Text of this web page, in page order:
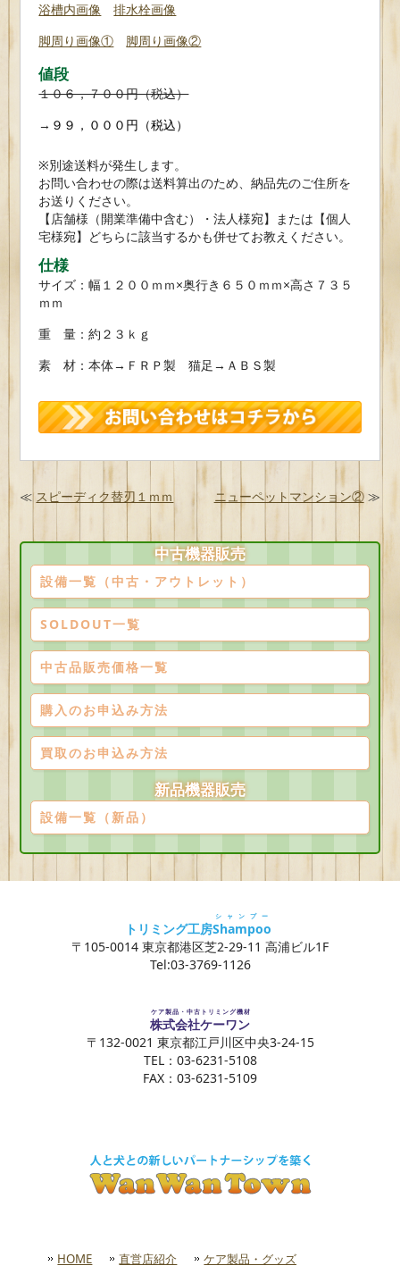
浴槽内画像
排水栓画像
脚周り画像①
脚周り画像②
値段
１０６，７００円（税込）
→ ９９，０００円（税込）
※別途送料が発生します。
お問い合わせの際は送料算出のため、納品先のご住所を
お送りください。
【店舗様（開業準備中含む）・法人様宛】または【個人
宅様宛】どちらに該当するかも併せてお教えください。
仕様
サイズ：幅１２００ｍｍ×奥行き６５０ｍｍ×高さ７３５
ｍｍ
重 量：約２３ｋｇ
素 材：本体→ＦＲＰ製 猫足→ＡＢＳ製
≪スピーディク替刃１ｍｍ ニューペットマンション②≫
中古機器販売
設備一覧（中古・アウトレット）
SOLDOUT一覧
中古品販売価格一覧
購入のお申込み方法
買取のお申込み方法
新品機器販売
設備一覧（新品）
トリミング工房Shampoo
シャンプー
〒105-0014 東京都港区芝2-29-11 高浦ビル1F
Tel:03-3769-1126
株式会社ケーワン
ケア製品・中古トリミング機材
〒132-0021 東京都江戸川区中央3-24-15
TEL：03-6231-5108
FAX：03-6231-5109
HOME 直営店紹介 ケア製品・グッズ